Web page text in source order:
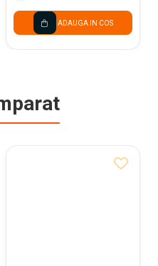
ADAUGA IN COS